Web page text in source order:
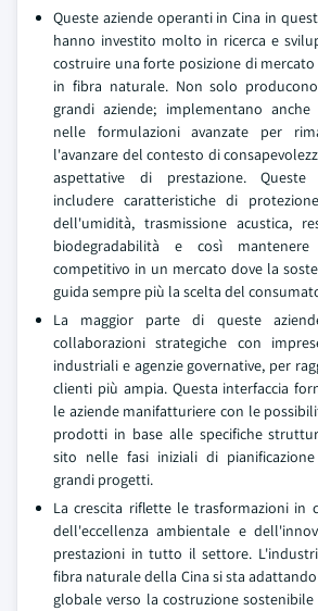
Queste aziende operanti in Cina in
hanno investito molto in ricerca e
costruire una forte posizione di
in fibra naturale. Non solo
grandi aziende; implementano anche
nelle formulazioni avanzate per
l'avanzare del contesto di
aspettative di prestazione. Queste
includere caratteristiche di
dell'umidità, trasmissione acustica,
biodegradabilità e così
competitivo in un mercato dove la
guida sempre più la scelta del
La maggior parte di queste
collaborazioni strategiche con
industriali e agenzie governative, per
clienti più ampia. Questa interfaccia
le aziende manifatturiere con le
prodotti in base alle specifiche
sito nelle fasi iniziali di
grandi progetti.
La crescita riflette le trasformazioni in
dell'eccellenza ambientale e
prestazioni in tutto il settore.
fibra naturale della Cina si sta
globale verso la costruzione